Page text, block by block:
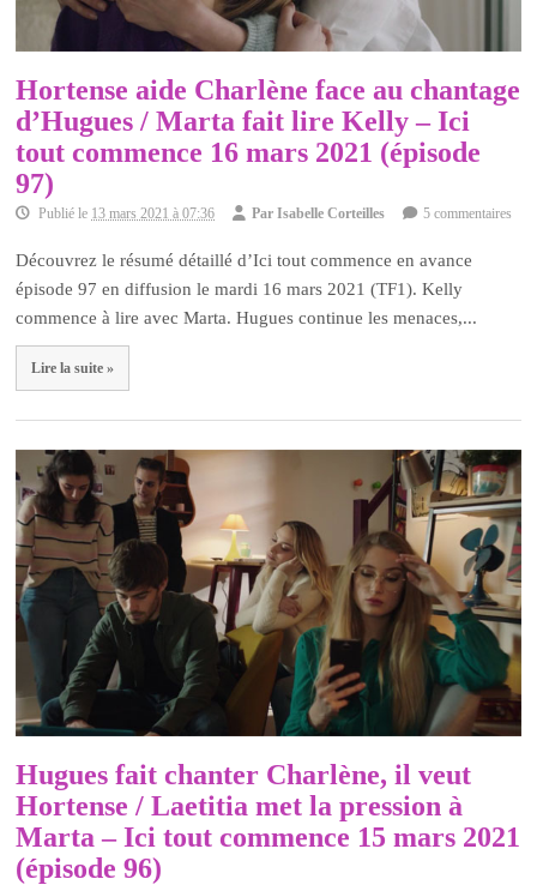
Hortense aide Charlène face au chantage
d’Hugues / Marta fait lire Kelly – Ici
tout commence 16 mars 2021 (épisode
97)
Publié le 13 mars 2021 à 07:36 ParIsabelle Corteilles 5 commentaires
Découvrez le résumé détaillé d’Ici tout commence en avance
épisode 97 en diffusion le mardi 16 mars 2021 (TF1). Kelly
commence à lire avec Marta. Hugues continue les menaces,...
Lire la suite »
Hugues fait chanter Charlène, il veut
Hortense / Laetitia met la pression à
Marta – Ici tout commence 15 mars 2021
(épisode 96)